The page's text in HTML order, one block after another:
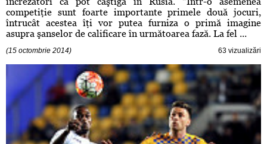
competiţie sunt foarte importante primele două jocuri,
întrucât acestea îţi vor putea furniza o primă imagine
asupra şanselor de calificare în următoarea fază. La fel ...
(15 octombrie 2014) 63 vizualizări